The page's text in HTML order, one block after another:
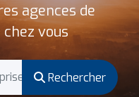
agences de
vous
Rechercher